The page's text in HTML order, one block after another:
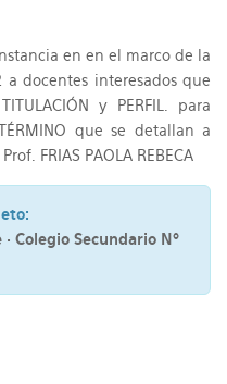
en en el marco de la
a docentes interesados que
y PERFIL. para
que se detallan a
FRIAS PAOLA REBECA
Colegio Secundario Nº